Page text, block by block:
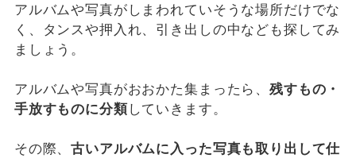
アルバムや写真がしまわれていそうな場所だけでな
く、タンスや押入れ、引き出しの中なども探してみ
ましょう。
アルバムや写真がおおかた集まったら、残すもの・
手放すものに分類していきます。
その際、古いアルバムに入った写真も取り出して仕